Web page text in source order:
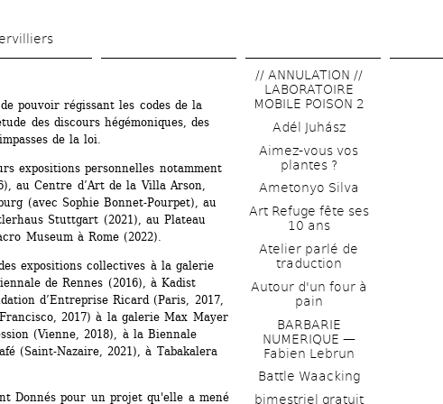
main
pouvoir régissant les codes de la
des discours hégémoniques, des
de la loi.
expositions personnelles notamment
au Centre d’Art de la Villa Arson,
(avec Sophie Bonnet-Pourpet), au
Stuttgart (2021), au Plateau
Museum à Rome (2022).
expositions collectives à la galerie
de Rennes (2016), à Kadist
d’Entreprise Ricard (Paris, 2017,
2017) à la galerie Max Mayer
(Vienne, 2018), à la Biennale
(Saint-Nazaire, 2021), à Tabakalera
Donnés pour un projet qu'elle a mené
// ANNULATION //
LABORATOIRE
MOBILE POISON 2
Adél Juhász
Aimez-vous vos
plantes ?
Ametonyo Silva
Art Refuge fête ses
10 ans
Atelier parlé de
traduction
Autour d'un four à
pain
BARBARIE
NUMERIQUE —
Fabien Lebrun
Battle Waacking
bimestriel gratuit